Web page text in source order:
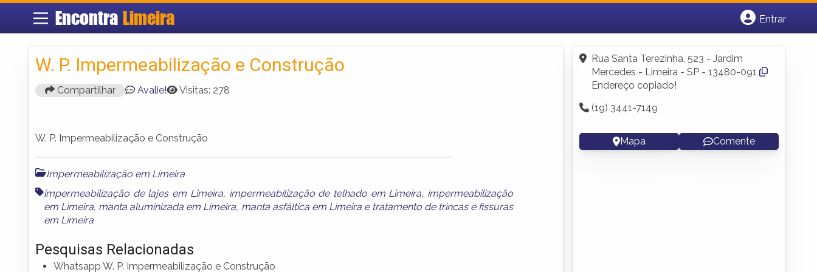
Encontra Limeira
Entrar
Fazer login
Criar conta
W. P. Impermeabilização e Construção
Compartilhar Avalie! Visitas: 278
W. P. Impermeabilização e Construção
Impermeabilização em Limeira
impermeabilização de lajes em Limeira, impermeabilização de telhado em Limeira, impermeabilização
em Limeira, manta aluminizada em Limeira, manta asfáltica em Limeirae tratamento de trincas e fissuras
em Limeira
Pesquisas Relacionadas
Whatsapp W. P. Impermeabilização e Construção
Rua Santa Terezinha, 523 - Jardim
Mercedes - Limeira - SP - 13480-091
Endereço copiado!
(19) 3441-7149
Mapa Comente